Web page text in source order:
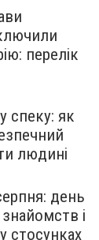
перелік
спеку: як
людині
день
і
стосунках